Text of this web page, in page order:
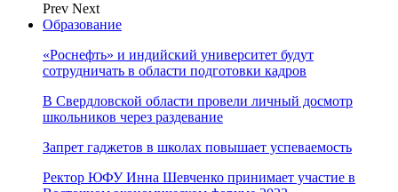
Prev Next
Образование
«Роснефть» и индийский университет будут
сотрудничать в области подготовки кадров
В Свердловской области провели личный досмотр
школьников через раздевание
Запрет гаджетов в школах повышает успеваемость
Ректор ЮФУ Инна Шевченко принимает участие в